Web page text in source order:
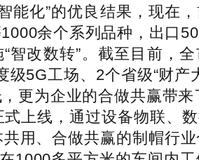
能化”的优良结果，现在
余个系列品种，出口
改数转”。截至目前，
5G工场、2个省级“财
更为企业的合做共赢带
上线，通过设备物联、
用、合做共赢的制帽行